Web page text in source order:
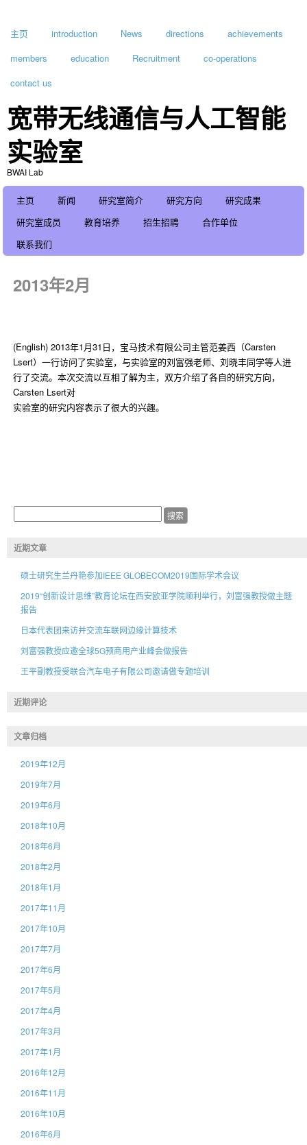
主页 introduction News directions
achievements
members
education Recruitment
co-operations
contact us
宽带无线通信与人工智能
实验室
BWAI Lab
主页 新闻 研究室简介 研究方向
研究成果
研究室成员
教育培养 招生招聘
合作单位
联系我们
2013年2月
(English) 2013年1月31日，宝马技术有限公司主管范姜西（Carsten
Lsert）一行访问了实验室，与实验室的刘富强老师、刘晓丰同学等人进
行了交流。本次交流以互相了解为主，双方介绍了各自的研究方向，
Carsten Lsert对
实验室的研究内容表示了很大的兴趣。
近期文章
硕士研究生兰丹艳参加IEEE GLOBECOM2019国际学术会议
2019“创新设计思维”教育论坛在西安欧亚学院顺利举行，刘富强教授做主题
报告
日本代表团来访并交流车联网边缘计算技术
刘富强教授应邀全球5G预商用产业峰会做报告
王平副教授受联合汽车电子有限公司邀请做专题培训
近期评论
文章归档
2019年12月
2019年7月
2019年6月
2018年10月
2018年6月
2018年2月
2018年1月
2017年11月
2017年10月
2017年7月
2017年6月
2017年5月
2017年4月
2017年3月
2017年1月
2016年12月
2016年11月
2016年10月
2016年6月